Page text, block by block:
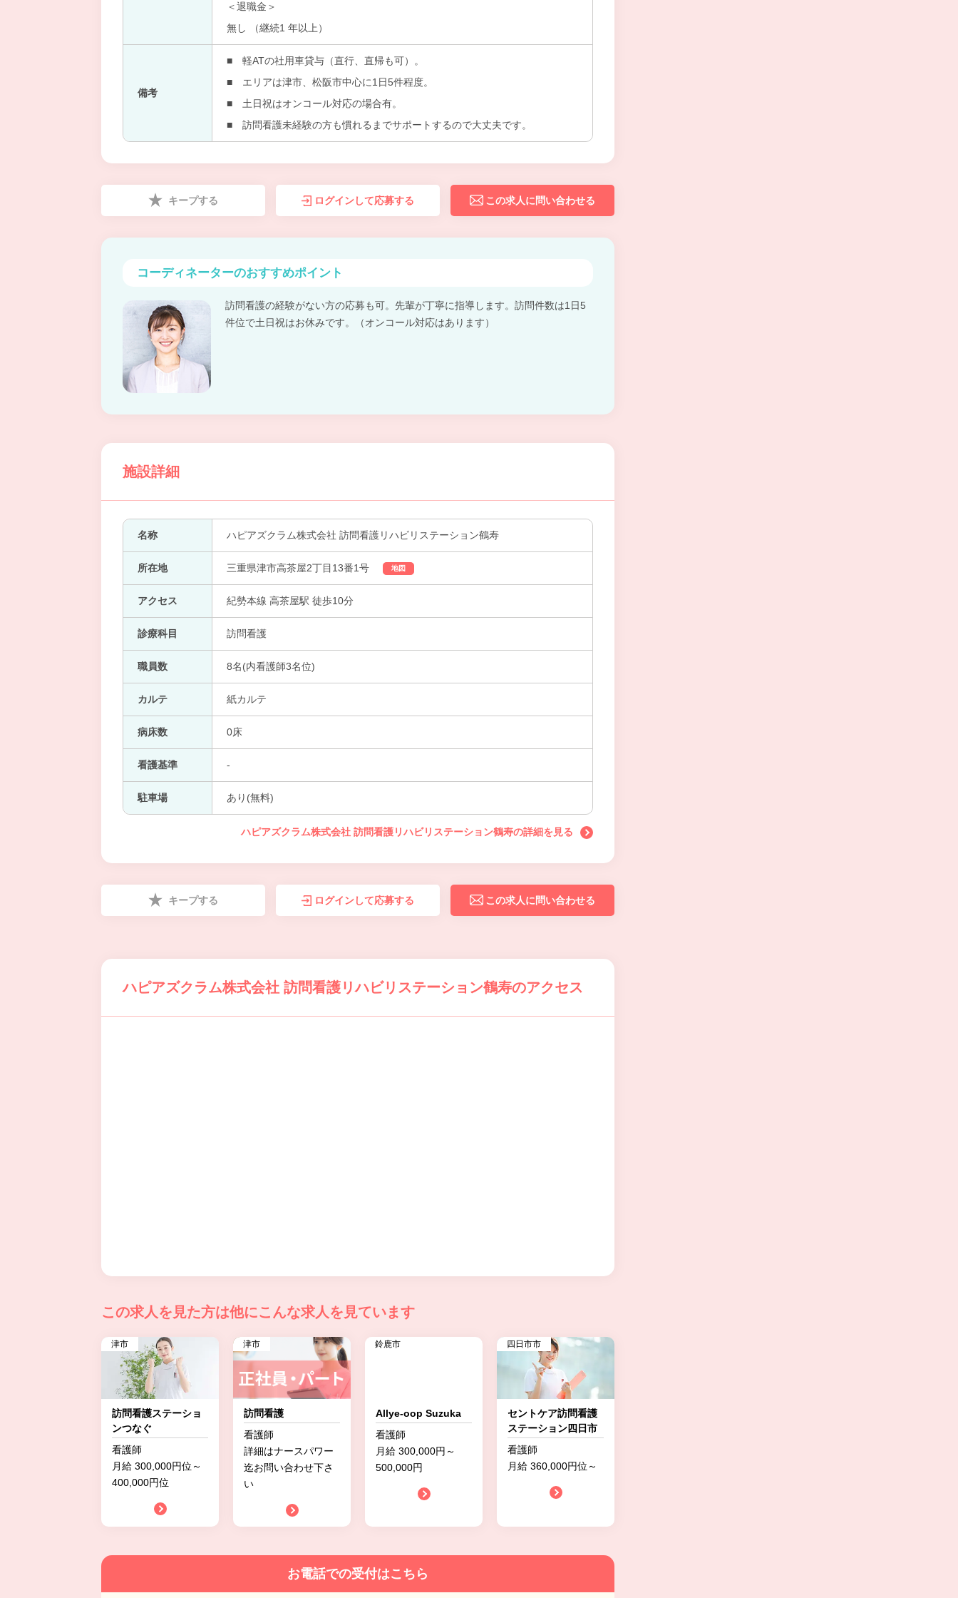
＜退職金＞
無し （継続1 年以上）
備考
■ 軽ATの社用車貸与（直行、直帰も可）。
■ エリアは津市、松阪市中心に1日5件程度。
■ 土日祝はオンコール対応の場合有。
■ 訪問看護未経験の方も慣れるまでサポートするので大丈夫です。
キープする ログインして応募する この求人に問い合わせる
コーディネーターのおすすめポイント
訪問看護の経験がない方の応募も可。先輩が丁寧に指導します。訪問件数は1日5
件位で土日祝はお休みです。（オンコール対応はあります）
施設詳細
名称 ハピアズクラム株式会社 訪問看護リハビリステーション鶴寿
所在地 三重県津市高茶屋2丁目13番1号 地図
アクセス 紀勢本線 高茶屋駅 徒歩10分
診療科目 訪問看護
職員数 8名(内看護師3名位)
カルテ 紙カルテ
病床数 0床
看護基準 -
駐車場 あり(無料)
ハピアズクラム株式会社 訪問看護リハビリステーション鶴寿の詳細を見る
キープする ログインして応募する この求人に問い合わせる
ハピアズクラム株式会社 訪問看護リハビリステーション鶴寿のアクセス
この求人を見た方は他にこんな求人を見ています
津市
訪問看護ステーショ
ンつなぐ
看護師
月給 300,000円位～
400,000円位
津市
訪問看護
看護師
詳細はナースパワー
迄お問い合わせ下さ
い
鈴鹿市
Allye-oop Suzuka
看護師
月給 300,000円～
500,000円
四日市市
セントケア訪問看護
ステーション四日市
看護師
月給 360,000円位～
お電話での受付はこちら